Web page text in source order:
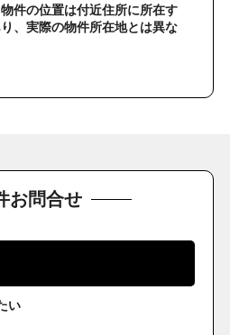
件の位置は付近住所に所在す
、実際の物件所在地とは異な
お問合せ
い